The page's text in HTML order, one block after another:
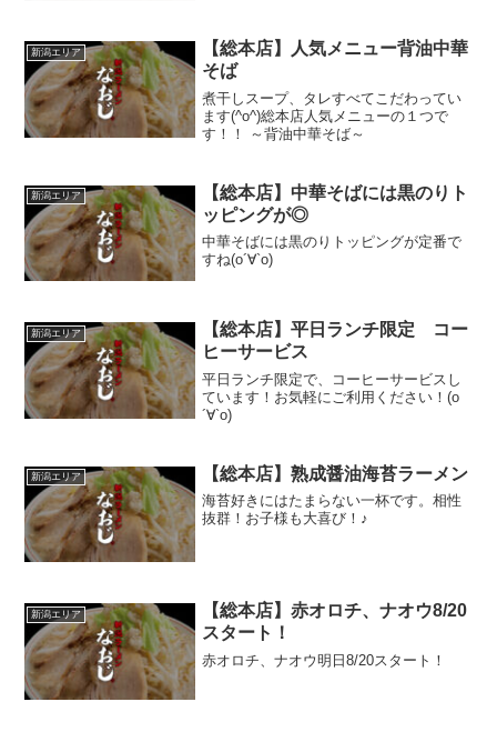
新潟エリア
【総本店】人気メニュー背油中華
そば
煮干しスープ、タレすべてこだわってい
ます(^o^)総本店人気メニューの１つで
す！！ ～背油中華そば～
新潟エリア
【総本店】中華そばには黒のりト
ッピングが◎
中華そばには黒のりトッピングが定番で
すね(о´∀`о)
新潟エリア
【総本店】平日ランチ限定 コー
ヒーサービス
平日ランチ限定で、コーヒーサービスし
ています！お気軽にご利用ください！(о
´∀`о)
新潟エリア 【総本店】熟成醤油海苔ラーメン
海苔好きにはたまらない一杯です。相性
抜群！お子様も大喜び！♪
新潟エリア
【総本店】赤オロチ、ナオウ8/20
スタート！
赤オロチ、ナオウ明日8/20スタート！